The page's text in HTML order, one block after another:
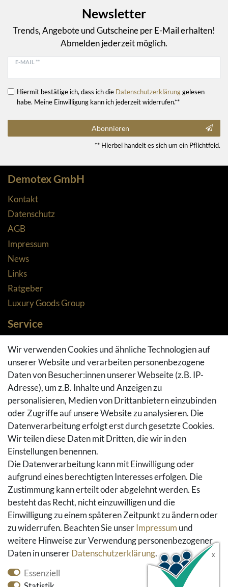
Newsletter
Trends, Angebote und Gutscheine per E-Mail erhalten!
Abmelden jederzeit möglich.
E-MAIL **
Hiermit bestätige ich, dass ich die Daten­schutz­erklärunggelesen
habe. Meine Einwilligung kann ich jederzeit widerrufen.**
Abonnieren
** Hierbei handelt es sich um ein Pflichtfeld.
Demotex GmbH
Kontakt
Datenschutz
AGB
Impressum
News
Links
Ratgeber
Luxury Goods Group
Service
Zahlungsarten
Versandarten & -kosten
Widerrufsrecht
Rückgaberecht
Vertrag widerrufen
Warenkorb
Hilfe
Social Media
Facebook
Instagram
Pinterest
Youtube
Houzz
Wir verwenden Cookies und ähnliche Technologien auf
unserer Website und verarbeiten personenbezogene
Daten von Besucher:innen unserer Webseite (z.B. IP-
Adresse), um z.B. Inhalte und Anzeigen zu
personalisieren, Medien von Drittanbietern einzubinden
oder Zugriffe auf unsere Website zu analysieren. Die
Datenverarbeitung erfolgt erst durch gesetzte Cookies.
Wir teilen diese Daten mit Dritten, die wir in den
Einstellungen benennen.
Die Datenverarbeitung kann mit Einwilligung oder
aufgrund eines berechtigten Interesses erfolgen. Die
Zustimmung kann erteilt oder abgelehnt werden. Es
besteht das Recht, nicht einzuwilligen und die
Einwilligung zu einem späteren Zeitpunkt zu ändern oder
zu widerrufen. Beachten Sie unserImpressum und
weitere Hinweise zur Verwendung personenbezogener
Daten in unsererDaten­schutz­erklärung.
Essenziell